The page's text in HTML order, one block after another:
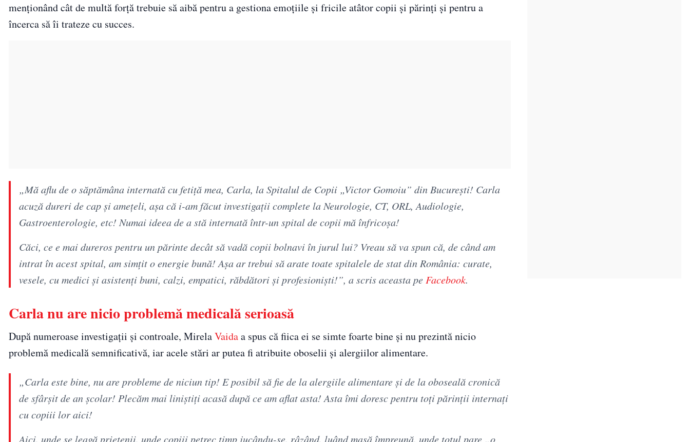
menționând cât de multă forță trebuie să aibă pentru a gestiona emoțiile și fricile atâtor copii și părinți și pentru a
încerca să îi trateze cu succes.
„Mă aflu de o săptămâna internată cu fetiță mea, Carla, la Spitalul de Copii „Victor Gomoiu” din București! Carla
acuză dureri de cap și amețeli, așa că i-am făcut investigații complete la Neurologie, CT, ORL, Audiologie,
Gastroenterologie, etc! Numai ideea de a stă internată într-un spital de copii mă înfricoșa!
Căci, ce e mai dureros pentru un părinte decât să vadă copii bolnavi în jurul lui? Vreau să va spun că, de când am
intrat în acest spital, am simțit o energie bună! Așa ar trebui să arate toate spitalele de stat din România: curate,
vesele, cu medici și asistenți buni, calzi, empatici, răbdători și profesioniști!”, a scris aceasta peFacebook.
Carla nu are nicio problemă medicală serioasă
După numeroase investigații și controale, MirelaVaidaa spus că fiica ei se simte foarte bine și nu prezintă nicio
problemă medicală semnificativă, iar acele stări ar putea fi atribuite oboselii și alergiilor alimentare.
„Carla este bine, nu are probleme de niciun tip! E posibil să fie de la alergiile alimentare și de la oboseală cronică
de sfârșit de an școlar! Plecăm mai liniștiți acasă după ce am aflat asta! Asta îmi doresc pentru toți părinții internați
cu copiii lor aici!
Aici, unde se leagă prietenii, unde copiii petrec timp jucându-se, râzând, luând masă împreună, unde totul pare „o